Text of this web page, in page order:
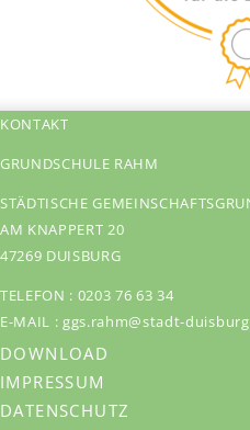
KONTAKT
GRUNDSCHULE RAHM
STÄDTISCHE
AM KNAPPERT 20
47269 DUISBURG
TELEFON : 0203 76 63 34
E-MAIL :ggs.rahm@stadt-
DOWNLOAD
IMPRESSUM
DATENSCHUTZ